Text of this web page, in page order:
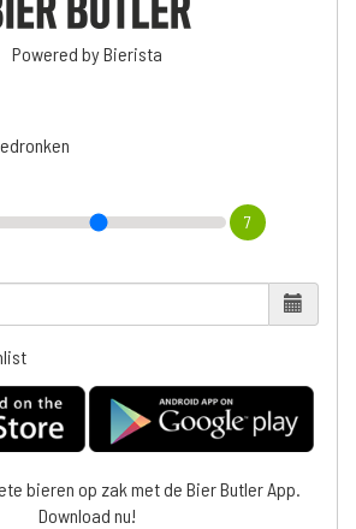
Powered by Bierista
7
bieren op zak met de Bier Butler App.
Download nu!